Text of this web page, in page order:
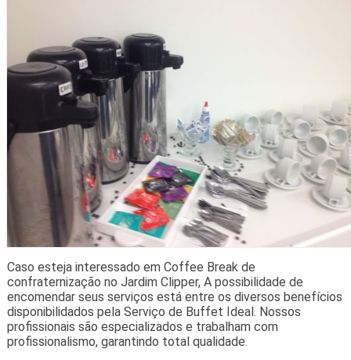
Caso esteja interessado em Coffee Break de
confraternização no Jardim Clipper, A possibilidade de
encomendar seus serviços está entre os diversos benefícios
disponibilidados pela Serviço de Buffet Ideal. Nossos
profissionais são especializados e trabalham com
profissionalismo, garantindo total qualidade.